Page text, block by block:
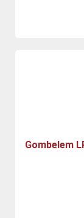
Gombelem